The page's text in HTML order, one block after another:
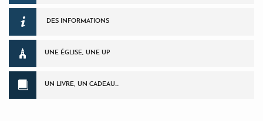
DES INFORMATIONS
UNE ÉGLISE, UNE UP
UN LIVRE, UN CADEAU…